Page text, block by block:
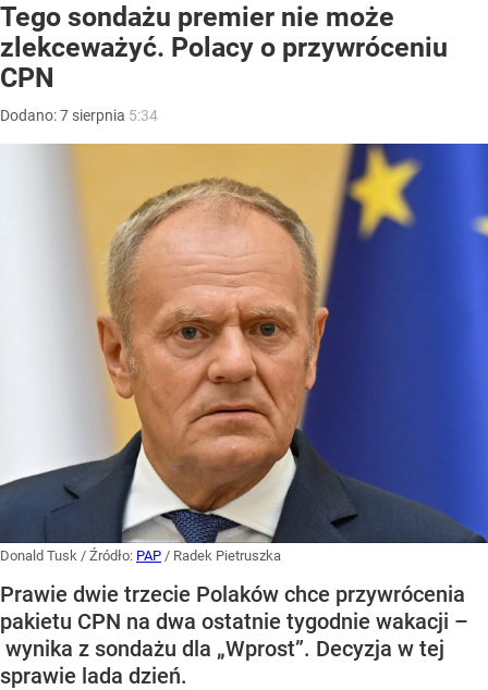
Tego sondażu premier nie może
zlekceważyć. Polacy o przywróceniu
CPN
Dodano:7 sierpnia 5:34
Donald Tusk / Źródło: PAP / Radek Pietruszka
Prawie dwie trzecie Polaków chce przywrócenia
pakietu CPN na dwa ostatnie tygodnie wakacji –
wynika z sondażu dla „Wprost”. Decyzja w tej
sprawie lada dzień.